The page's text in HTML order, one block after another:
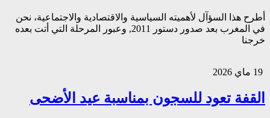
أطرح هذا السؤآل لأهميته السياسية والاقتصادية والاجتماعية، نحن
في المغرب بعد صدور دستور 2011, وعبور المرحلة التي أتت بعده
خرجنا
القفة تعود للسجون بمناسبة عيد الأضحى